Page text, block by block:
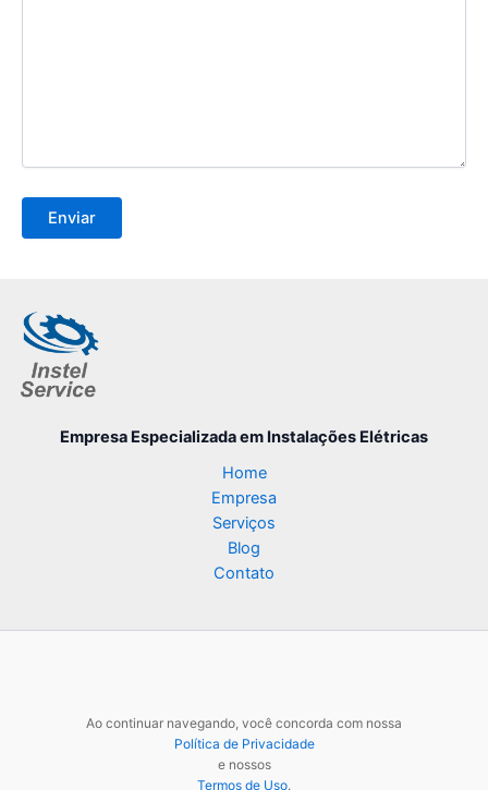
Empresa Especializadaem Instalações Elétricas
Home
Empresa
Serviços
Blog
Contato
Ao continuar navegando, você concorda com nossa
Política de Privacidade
e nossos
Termos de Uso.